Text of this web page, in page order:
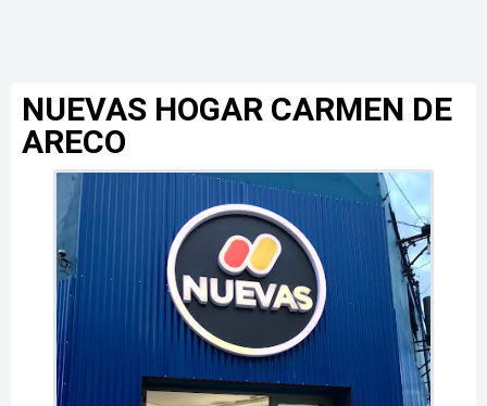
NUEVAS HOGAR CARMEN DE
ARECO